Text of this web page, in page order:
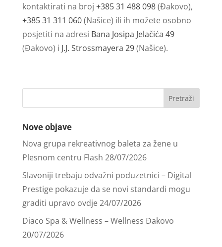
kontaktirati na broj +385 31 488 098(Đakovo),
+385 31 311 060(Našice) ili ih možete osobno
posjetiti na adresi Bana Josipa Jelačića 49
(Đakovo) i J.J. Strossmayera 29(Našice).
Nove objave
Nova grupa rekreativnog baleta za žene u
Plesnom centru Flash 28/07/2026
Slavoniji trebaju odvažni poduzetnici – Digital
Prestige pokazuje da se novi standardi mogu
graditi upravo ovdje24/07/2026
Diaco Spa & Wellness – Wellness Đakovo
20/07/2026